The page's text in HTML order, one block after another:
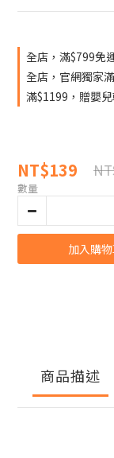
全店，滿$799免
全店，官網獨家
滿$1199，贈嬰
NT$139
數量
加入購
商品描述